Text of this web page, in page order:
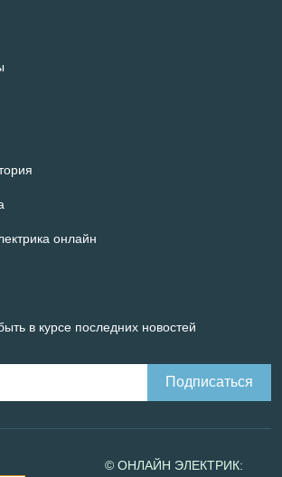
онлайн
в курсе последних новостей
© ОНЛАЙН ЭЛЕКТРИК: